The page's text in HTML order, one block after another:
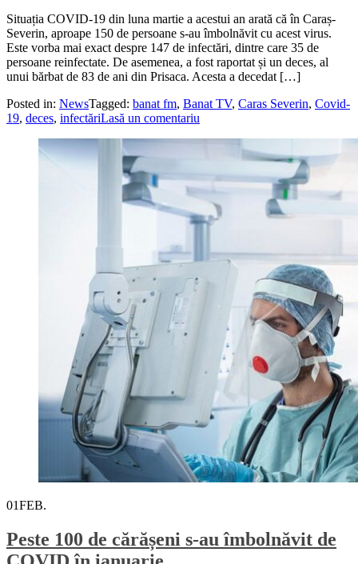
Situația COVID-19 din luna martie a acestui an arată că în Caraș-
Severin, aproape 150 de persoane s-au îmbolnăvit cu acest virus.
Este vorba mai exact despre 147 de infectări, dintre care 35 de
persoane reinfectate. De asemenea, a fost raportat și un deces, al
unui bărbat de 83 de ani din Prisaca. Acesta a decedat […]
Posted in: NewsTagged: banat fm, Banat TV, Caras Severin, Covid-
19, deces, infectăriLasă un comentariu
01FEB.
Peste 100 de cărășeni s-au îmbolnăvit de